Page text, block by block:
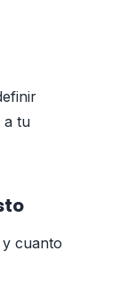
a tu
cuanto